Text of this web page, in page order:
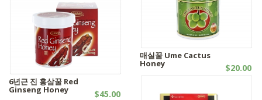
매실꿀 Ume Cactus
Honey $20.00
6년근 진 홍삼꿀 Red
Ginseng Honey $45.00